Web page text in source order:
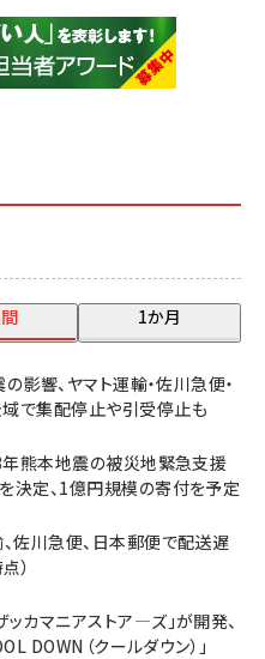
1か月
影響、ヤマト運輸・佐川急便・
で集配停止や引受停止も
8年熊本地震の被災地緊急支援
決定、1億円規模の寄付を予定
佐川急便、日本郵便で配送遅
）
カマニアストア―ズ」が開発、
DOWN（クールダウン）」